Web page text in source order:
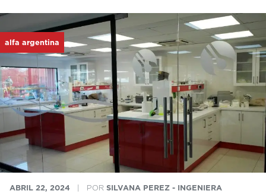
alfa argentina
ABRIL 22, 2024 POR SILVANA PEREZ - INGENIERA